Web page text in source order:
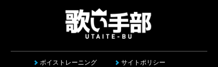
ボイストレーニング
サイトポリシー